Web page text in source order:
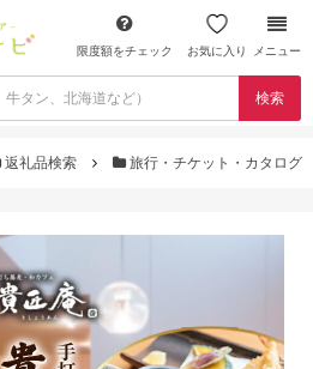
限度額をチェック お気に入り メニュー
検索
返礼品検索 旅行・チケット・カタログ